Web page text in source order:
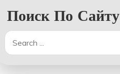
Поиск По Сайту
Search
for: